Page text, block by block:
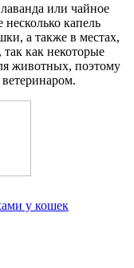
или чайное
капель
а также в местах,
как некоторые
животных, поэтому
у кошек